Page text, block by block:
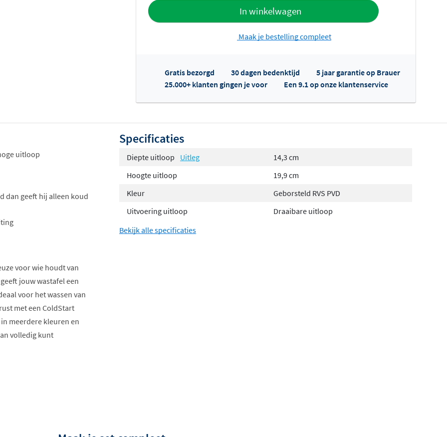
In winkelwagen
Toevoegen aan offerte
Offertes ophalen...
Maak je bestelling compleet
Gratis bezorgd 30 dagen bedenktijd
5 jaar garantie op Brauer
25.000+ klanten gingen je voor
Een 9.1 op onze klantenservice
uitloop
dan geeft hij alleen koud
voor wie houdt van
jouw wastafel een
voor het wassen van
met een ColdStart
meerdere kleuren en
volledig kunt
Specificaties
Diepte uitloop Uitleg
14,3 cm
Hoogte uitloop
19,9 cm
Kleur
Geborsteld RVS PVD
Uitvoering uitloop
Draaibare uitloop
Bekijk alle specificaties